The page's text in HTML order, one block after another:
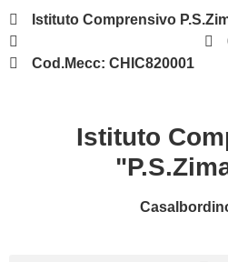
contenuto
Istituto Comprensivo
Cod.Mecc: CHIC820001
Istituto